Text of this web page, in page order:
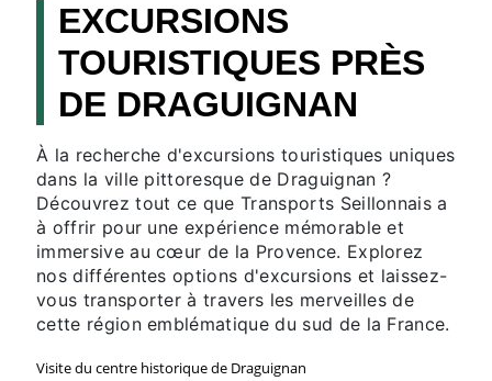
EXCURSIONS
TOURISTIQUES PRÈS
DE DRAGUIGNAN
À la recherche d'excursions touristiques uniques
dans la ville pittoresque de Draguignan ?
Découvrez tout ce que Transports Seillonnais a
à offrir pour une expérience mémorable et
immersive au cœur de la Provence. Explorez
nos différentes options d'excursions et laissez-
vous transporter à travers les merveilles de
cette région emblématique du sud de la France.
Visite du centre historique de Draguignan